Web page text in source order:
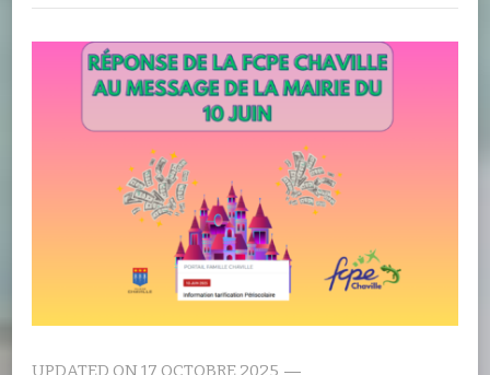
UPDATED ON17 OCTOBRE 2025